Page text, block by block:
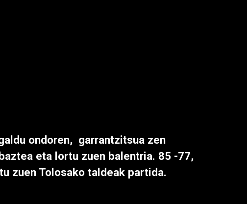
ondoren, garrantzitsua zen
eta lortu zuen balentria. 85 -77,
zuen Tolosako taldeak partida.